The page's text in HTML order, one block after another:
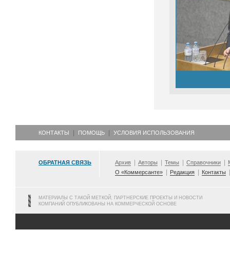
КОНТАКТЫ ПОМОЩЬ УСЛОВИЯ ИСПОЛЬЗОВАНИЯ
ОБРАТНАЯ СВЯЗЬ Архив Авторы Темы Справочники
О «Коммерсанте»
Редакция Контакты
МАТЕРИАЛЫ С ТАКОЙ МЕТКОЙ, ПАРТНЕРСКИЕ ПРОЕКТЫ И НОВОСТИ
КОМПАНИЙ ОПУБЛИКОВАНЫ НА КОММЕРЧЕСКОЙ ОСНОВЕ